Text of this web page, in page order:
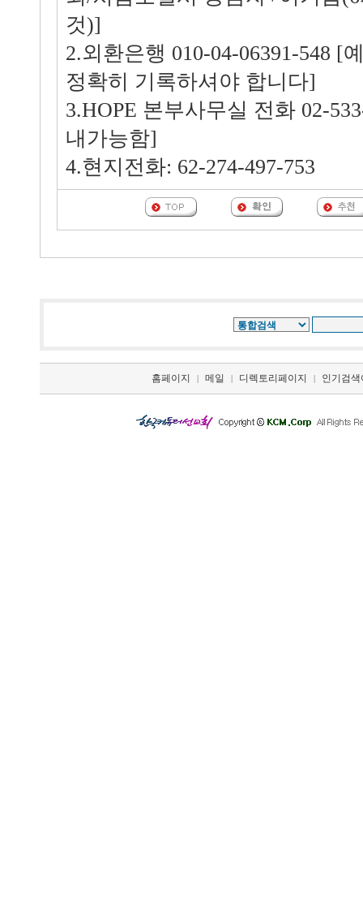
것)]
2.외환은행 010-04-06391-548 [
정확히 기록하셔야 합니다]
3.HOPE 본부사무실 전화 02-
내가능함]
4.현지전화: 62-274-497-753
홈페이지 | 메일 | 디렉토리페이지 | 인기검색